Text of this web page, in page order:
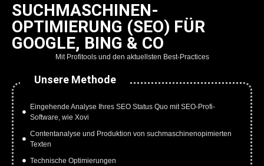
SUCHMASCHINEN-
OPTIMIERUNG (SEO) FÜR
GOOGLE, BING & CO
Mit Profitools und den aktuellsten Best-Practices
Unsere Methode
Eingehende Analyse Ihres SEO Status Quo mit SEO-Profi-
Software, wie Xovi
Contentanalyse und Produktion von suchmaschinenopimierten
Texten
Technische Optimierungen